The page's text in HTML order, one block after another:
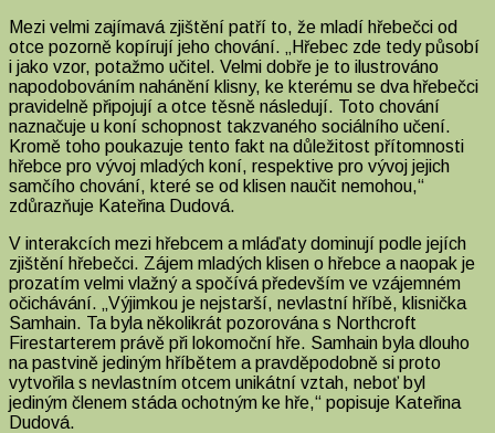
Mezi velmi zajímavá zjištění patří to, že mladí hřebečci od
otce pozorně kopírují jeho chování. „Hřebec zde tedy působí
i jako vzor, potažmo učitel. Velmi dobře je to ilustrováno
napodobováním nahánění klisny, ke kterému se dva hřebečci
pravidelně připojují a otce těsně následují. Toto chování
naznačuje u koní schopnost takzvaného sociálního učení.
Kromě toho poukazuje tento fakt na důležitost přítomnosti
hřebce pro vývoj mladých koní, respektive pro vývoj jejich
samčího chování, které se od klisen naučit nemohou,“
zdůrazňuje Kateřina Dudová.
V interakcích mezi hřebcem a mláďaty dominují podle jejích
zjištění hřebečci. Zájem mladých klisen o hřebce a naopak je
prozatím velmi vlažný a spočívá především ve vzájemném
očichávání. „Výjimkou je nejstarší, nevlastní hříbě, klisnička
Samhain. Ta byla několikrát pozorována s Northcroft
Firestarterem právě při lokomoční hře. Samhain byla dlouho
na pastvině jediným hříbětem a pravděpodobně si proto
vytvořila s nevlastním otcem unikátní vztah, neboť byl
jediným členem stáda ochotným ke hře,“ popisuje Kateřina
Dudová.